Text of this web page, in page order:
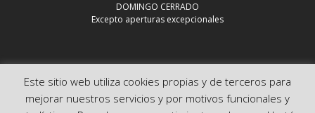
DOMINGO CERRADO
Excepto aperturas excepcionales
Este sitio web utiliza cookies propias y de terceros para
mejorar nuestros servicios y por motivos funcionales y